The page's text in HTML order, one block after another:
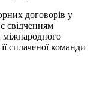
договорів у
свідченням
міжнародного
сплаченої команди